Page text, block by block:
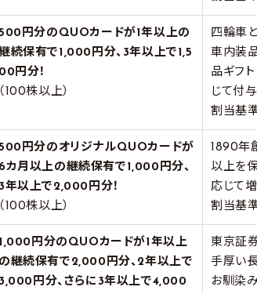
円分のQUOカードが1年以上の
続保有で1,000円分、3年以上で1,5
00円分！
（100株以上）
四輪車
車内装
品ギフ
じて付
割当基
円分のオリジナルQUOカードが
6カ月以上の継続保有で1,000円分、
3年以上で2,000円分！
（100株以上）
1890年
以上を
応じて増
割当基
1,000円分のQUOカードが1年以上
の継続保有で2,000円分、2年以上で
3,000円分、さらに3年以上で4,000
東京証
手厚い
お馴染み